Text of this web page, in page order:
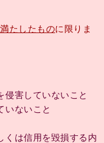
たしたものに限りま
侵害していないこと
いないこと
くは信用を毀損する内